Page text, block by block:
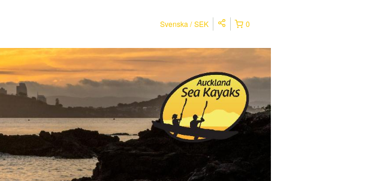
0
Svenska SEK